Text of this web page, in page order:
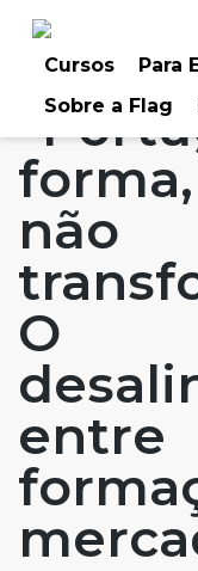
Cursos Para
Sobre a Flag
não
O
entre